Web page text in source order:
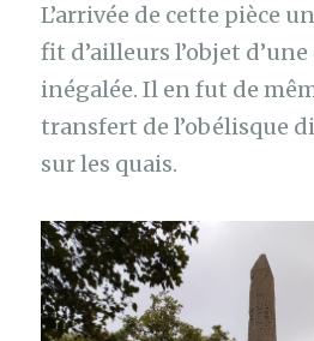
L’arrivée de cette pièce
fit d’ailleurs l’objet
inégalée. Il en fut de
transfert de l’obélisque
sur les quais.